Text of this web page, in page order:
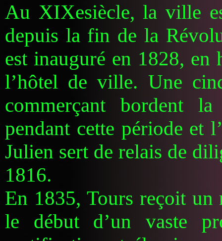
Au XIXesiècle, la ville
depuis la fin de la
est inauguré en 1828, en
l’hôtel de ville. Une
commerçant bordent
pendant cette période et
Julien sert de relais de
1816.
En 1835, Tours reçoit un
le début d’un vaste